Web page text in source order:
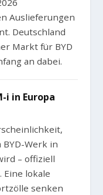
Auslieferungen
Deutschland
Markt für BYD
an dabei.
i in Europa
Werk in
– offiziell
lokale
senken